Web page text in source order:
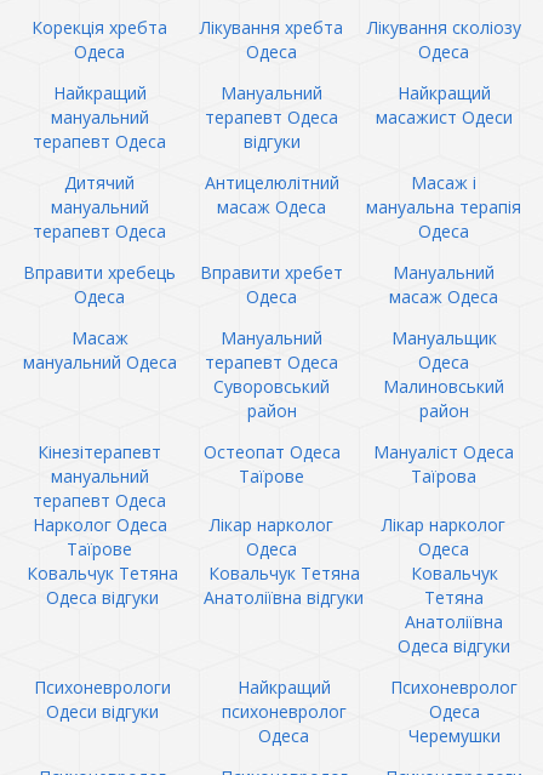
Корекція хребта
Одеса
Лікування хребта
Одеса
Лікування сколіозу
Одеса
Найкращий
мануальний
терапевт Одеса
Мануальний
терапевт Одеса
відгуки
Найкращий
масажист Одеси
Дитячий
мануальний
терапевт Одеса
Антицелюлітний
масаж Одеса
Масаж і
мануальна терапія
Одеса
Вправити хребець
Одеса
Вправити хребет
Одеса
Мануальний
масаж Одеса
Масаж
мануальний Одеса
Мануальний
терапевт Одеса
Суворовський
район
Мануальщик
Одеса
Малиновський
район
Кінезітерапевт
мануальний
терапевт Одеса
Остеопат Одеса
Таїрове
Мануаліст Одеса
Таїрова
Нарколог Одеса
Таїрове
Лікар нарколог
Одеса
Лікар нарколог
Одеса
Ковальчук Тетяна
Одеса відгуки
Ковальчук Тетяна
Анатоліївна відгуки
Ковальчук
Тетяна
Анатоліївна
Одеса відгуки
Психоневрологи
Одеси відгуки
Найкращий
психоневролог
Одеса
Психоневролог
Одеса
Черемушки